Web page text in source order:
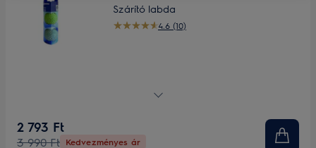
4.6 (10)
Szárító labda
2 793 Ft
3 990 Ft Kedvezményes ár